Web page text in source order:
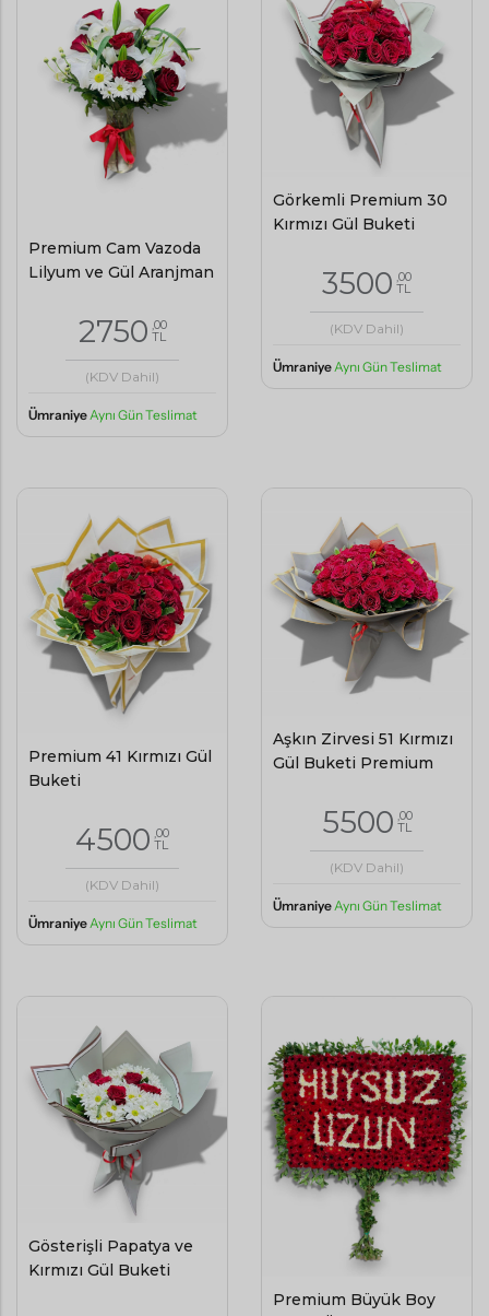
Premium Cam Vazoda
Lilyum ve Gül Aranjman
2750 ,00
TL
(KDV Dahil)
Ümraniye Aynı Gün Teslimat
Görkemli Premium 30
Kırmızı Gül Buketi
3500 ,00
TL
(KDV Dahil)
ÜmraniyeAynı Gün Teslimat
Premium 41 Kırmızı Gül
Buketi
4500 ,00
TL
(KDV Dahil)
ÜmraniyeAynı Gün Teslimat
Aşkın Zirvesi 51 Kırmızı
Gül Buketi Premium
5500 ,00
TL
(KDV Dahil)
ÜmraniyeAynı Gün Teslimat
Gösterişli Papatya ve
Kırmızı Gül Buketi
Premium Büyük Boy